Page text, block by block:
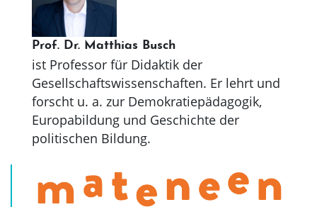
Prof. Dr. Matthias Busch
ist Professor für Didaktik der
Gesellschaftswissenschaften. Er lehrt und
forscht u. a. zur Demokratiepädagogik,
Europabildung und Geschichte der
politischen Bildung.